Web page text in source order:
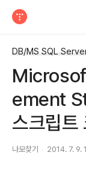
DB/MS SQL
ement
스크립트
나모찾기 2014. 7. 9.